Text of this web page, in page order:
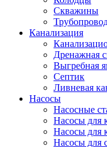
Скважины
Канализация
Дренажная
Выгребная
Септик
Ливневая
Насосы
Насосные
Насосы для
Насосы для
Насосы для